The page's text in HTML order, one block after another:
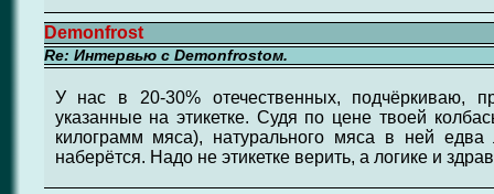
Demonfrost
Re: Интервью с Demonfrostом.
У нас в 20-30% отечественных, подчёркиваю,
указанные на этикетке. Судя по цене твоей
килограмм мяса), натурального мяса в ней
наберётся. Надо не этикетке верить, а логике и